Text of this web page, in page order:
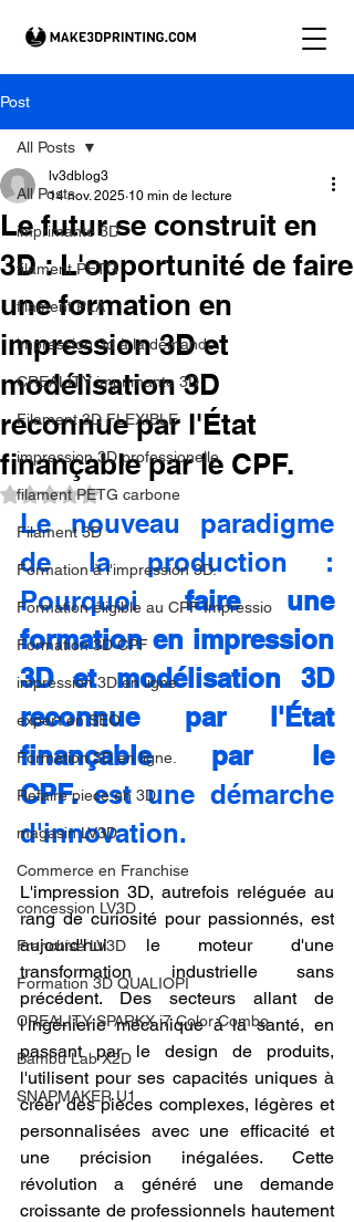
Post
All Posts
imprimante 3D
filament PETG
filament PLA
impression 3d à la demande.
CREALITY imprimante 3D
Filament 3D FLEXIBLE
impression 3D professionelle
filament PETG carbone
Filament 3D
Formation à l'impression 3D.
Formation éligible au CPF Impressio
Formation 3D CPF
impression 3D en ligne
expert en SEO
Formation 3D en ligne.
Refaire piece en 3D
magasin LV3D
Commerce en Franchise
concession LV3D
Franchise LV3D
Formation 3D QUALIOPI
CREALITY SPARKX i7 Color Combo
Bambu Lab X2D
SNAPMAKER U1
All Posts
Le futur se construit en
3D : L'opportunité de faire
une formation en
impression 3D et
modélisation 3D
reconnue par l'État
finançable par le CPF.
lv3dblog3
14 nov. 2025 10 min de lecture
Noté NaN étoiles sur 5.
Le nouveau paradigme
de la production :
Pourquoi faire une
formation en impression
3D et modélisation 3D
reconnue par l'État
finançable par le
CPF. est une démarche
d'innovation.
L'impression 3D, autrefois reléguée au
rang de curiosité pour passionnés, est
aujourd'hui le moteur d'une
transformation industrielle sans
précédent. Des secteurs allant de
l'ingénierie mécanique à la santé, en
passant par le design de produits,
l'utilisent pour ses capacités uniques à
créer des pièces complexes, légères et
personnalisées avec une efficacité et
une précision inégalées. Cette
révolution a généré une demande
croissante de professionnels hautement